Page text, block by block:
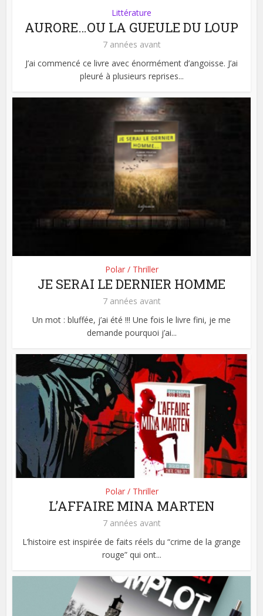
Littérature
AURORE…OU LA GUEULE DU LOUP
7 années avant
J’ai commencé ce livre avec énormément d’angoisse. J’ai
pleuré à plusieurs reprises...
Polar / Thriller
JE SERAI LE DERNIER HOMME
7 années avant
Un mot : bluffée, j’ai été !!! Une fois le livre fini, je me
demande pourquoi j’ai...
Polar / Thriller
L’AFFAIRE MINA MARTEN
7 années avant
L’histoire est inspirée de faits réels du “crime de la grange
rouge” qui ont...